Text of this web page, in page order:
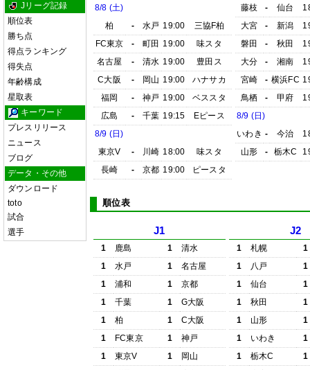
Jリーグ記録
順位表
勝ち点
得点ランキング
得失点
年齢構成
星取表
キーワード
プレスリリース
ニュース
ブログ
データ・その他
ダウンロード
toto
試合
選手
8/8 (土)
柏
- 水戸 19:00
三協F柏
FC東京
- 町田 19:00
味スタ
名古屋
- 清水 19:00
豊田ス
C大阪
- 岡山 19:00
ハナサカ
福岡
- 神戸 19:00
ベススタ
広島
- 千葉 19:15
Eピース
8/9 (日)
東京V
- 川崎 18:00
味スタ
長崎
- 京都 19:00 ピースタ
藤枝
- 仙台
大宮
- 新潟
磐田
- 秋田
大分
- 湘南
宮崎
- 横浜FC
鳥栖
- 甲府
8/9 (日)
いわき - 今治
山形
- 栃木C
順位表
J1
1 鹿島 1
清水
1
水戸 1
名古屋
1
浦和 1
京都
1
千葉 1
G大阪
1
柏 1
C大阪
1
FC東京 1
神戸
1
東京V 1
岡山
J2
1 札幌
1
1
八戸
1
1
仙台
1
1
秋田
1
1
山形
1
1
いわき
1
1
栃木C
1